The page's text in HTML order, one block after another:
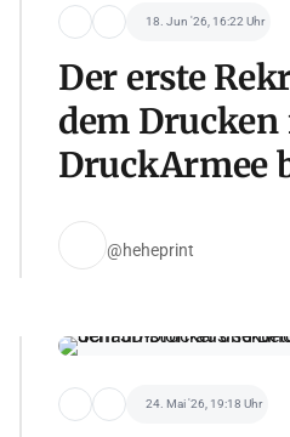
18. Jun '26, 16:22 Uhr
Der erste
dem
DruckArmee
@heheprint
24. Mai '26, 19:18 Uhr